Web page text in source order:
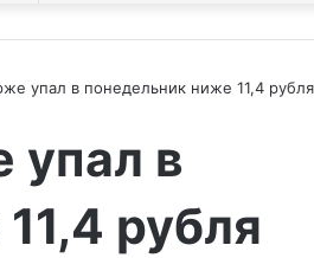
упал в понедельник ниже 11,4 рубля
в
рубля